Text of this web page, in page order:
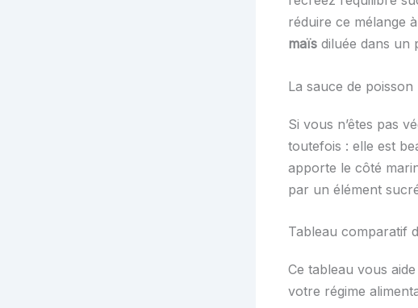
réduire ce mélange
maïs diluée dans un
La sauce de
Si vous n’êtes pas
toutefois : elle est
apporte le côté
par un élément
Tableau comparatif
Ce tableau vous
votre régime